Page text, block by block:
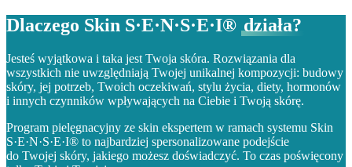
Dlaczego Skin S·E·N·S·E·I® działa?
Jesteś wyjątkowa i taka jest Twoja skóra. Rozwiązania dla
wszystkich nie uwzględniają Twojej unikalnej kompozycji: budowy
skóry, jej potrzeb, Twoich oczekiwań, stylu życia, diety, hormonów
i innych czynników wpływających na Ciebie i Twoją skórę.
Program pielęgnacyjny ze skin ekspertem w ramach systemu Skin
S·E·N·S·E·I® to najbardziej spersonalizowane podejście
do Twojej skóry, jakiego możesz doświadczyć. To czas poświęcony